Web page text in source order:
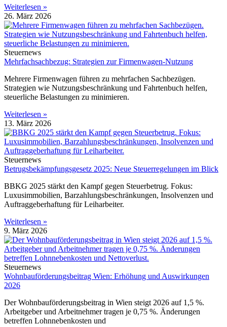
Weiterlesen »
26. März 2026
Steuernews
Mehrfachsachbezug: Strategien zur Firmenwagen-Nutzung
Mehrere Firmenwagen führen zu mehrfachen Sachbezügen.
Strategien wie Nutzungsbeschränkung und Fahrtenbuch helfen,
steuerliche Belastungen zu minimieren.
Weiterlesen »
13. März 2026
Steuernews
Betrugsbekämpfungsgesetz 2025: Neue Steuerregelungen im Blick
BBKG 2025 stärkt den Kampf gegen Steuerbetrug. Fokus:
Luxusimmobilien, Barzahlungsbeschränkungen, Insolvenzen und
Auftraggeberhaftung für Leiharbeiter.
Weiterlesen »
9. März 2026
Steuernews
Wohnbauförderungsbeitrag Wien: Erhöhung und Auswirkungen
2026
Der Wohnbauförderungsbeitrag in Wien steigt 2026 auf 1,5 %.
Arbeitgeber und Arbeitnehmer tragen je 0,75 %. Änderungen
betreffen Lohnnebenkosten und